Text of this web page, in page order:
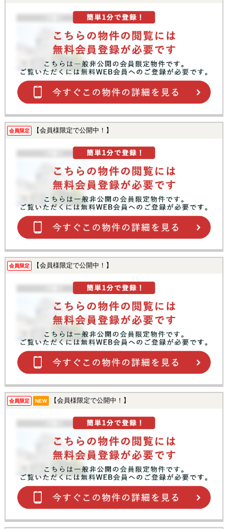
会員限定 【会員様限定で公開中！】
会員限定 【会員様限定で公開中！】
会員限定 NEW 【会員様限定で公開中！】